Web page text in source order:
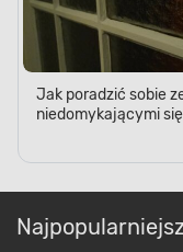
Jak poradzić sobie
niedomykającymi